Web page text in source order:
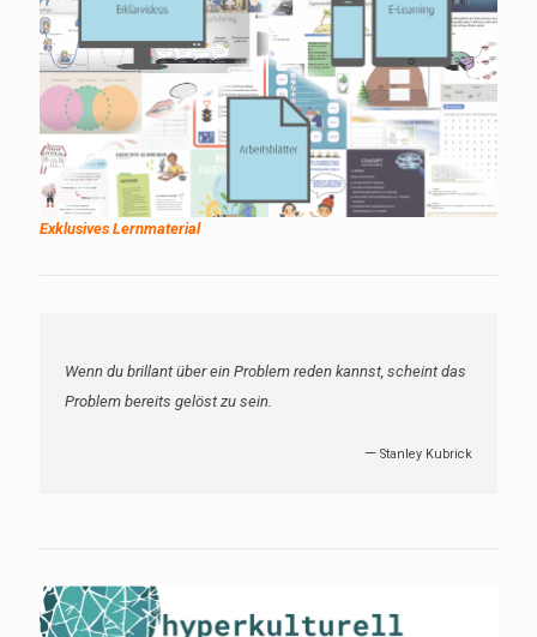
Exklusives Lernmaterial
Die Natur ist wirklich weise: Der Mensch hat zwei Ohren und
nur eine Zunge. Er sollte eben doppelt soviel hören wie